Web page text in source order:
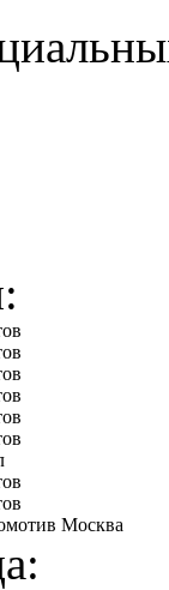
Москва